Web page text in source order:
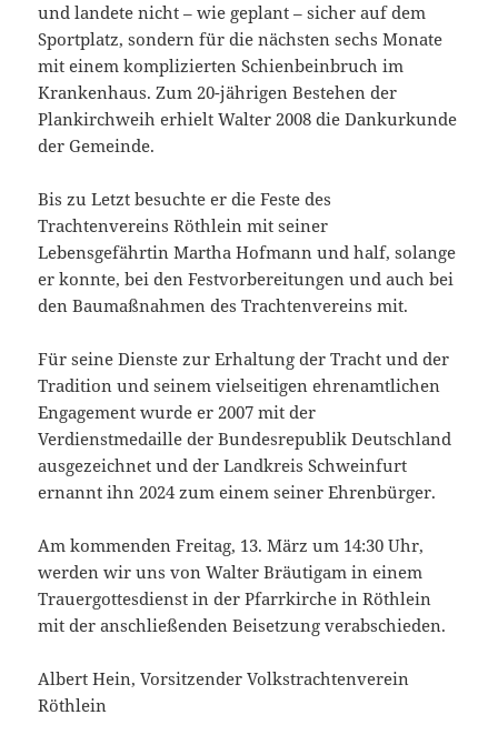
und landete nicht – wie geplant – sicher auf dem
Sportplatz, sondern für die nächsten sechs Monate
mit einem komplizierten Schienbeinbruch im
Krankenhaus. Zum 20-jährigen Bestehen der
Plankirchweih erhielt Walter 2008 die Dankurkunde
der Gemeinde.
Bis zu Letzt besuchte er die Feste des
Trachtenvereins Röthlein mit seiner
Lebensgefährtin Martha Hofmann und half, solange
er konnte, bei den Festvorbereitungen und auch bei
den Baumaßnahmen des Trachtenvereins mit.
Für seine Dienste zur Erhaltung der Tracht und der
Tradition und seinem vielseitigen ehrenamtlichen
Engagement wurde er 2007 mit der
Verdienstmedaille der Bundesrepublik Deutschland
ausgezeichnet und der Landkreis Schweinfurt
ernannt ihn 2024 zum einem seiner Ehrenbürger.
Am kommenden Freitag, 13. März um 14:30 Uhr,
werden wir uns von Walter Bräutigam in einem
Trauergottesdienst in der Pfarrkirche in Röthlein
mit der anschließenden Beisetzung verabschieden.
Albert Hein, Vorsitzender Volkstrachtenverein
Röthlein